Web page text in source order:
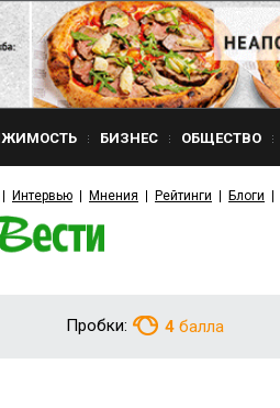
БИЗНЕС ОБЩЕСТВО
Интервью Мнения Рейтинги Блоги
Пробки: 4 балла